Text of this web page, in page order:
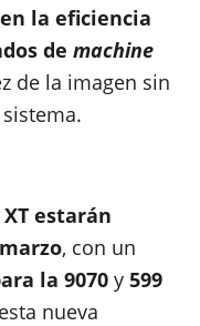
la eficiencia
de machine
de la imagen sin
XT estarán
, con un
la 9070 y 599
nueva